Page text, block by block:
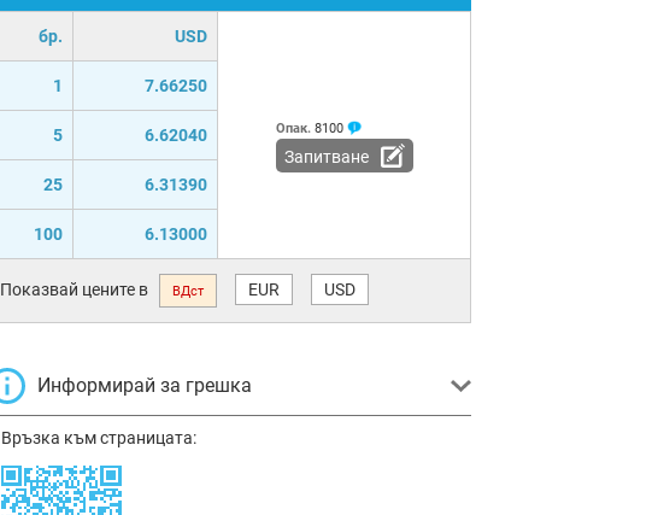
бр. USD
1 7.66250
5 6.62040
25 6.31390
100 6.13000
Опак. 8100
Запитване
Показвай цените в ВДст EUR USD
Информирай за грешка
Връзка към страницата: